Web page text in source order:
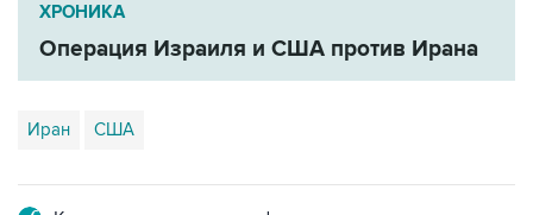
ХРОНИКА
Операция Израиля и США против Ирана
Иран США